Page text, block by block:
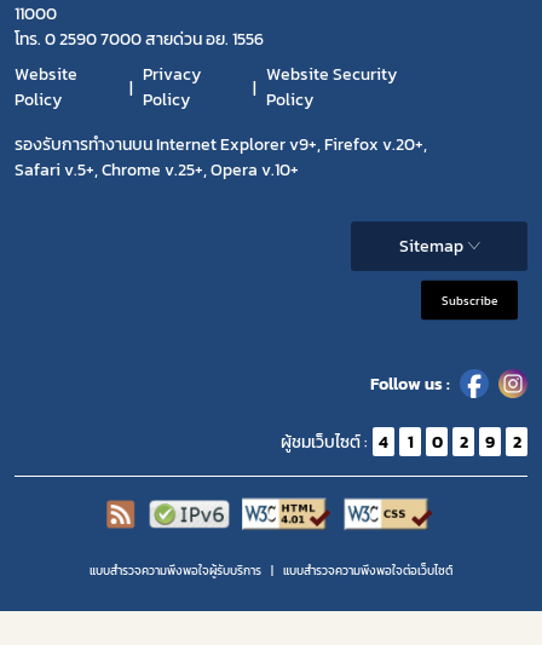
11000
โทร. 0 2590 7000 สายด่วน อย. 1556
Website
Policy
Privacy
Policy
Website Security
Policy
รองรับการทำงานบน Internet Explorer v9+, Firefox v.20+,
Safari v.5+, Chrome v.25+, Opera v.10+
Sitemap
Subscribe
Follow us :
ผู้ชมเว็บไซต์ : 4 1 0 2 9 2
แบบสำรวจความพึงพอใจผู้รับบริการ แบบสำรวจความพีงพอใจต่อเว็บไซต์